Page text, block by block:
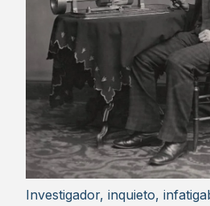
Investigador, inquieto,